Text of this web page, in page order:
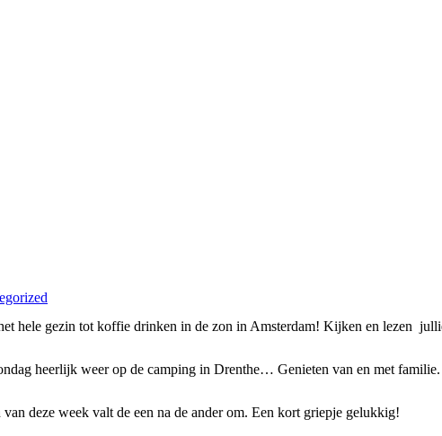
hele gezin tot koffie drinken in de zon in Amsterdam! Kijken en lezen
heerlijk weer op de camping in Drenthe… Genieten van en met familie.
van deze week valt de een na de ander om. Een kort griepje gelukkig!